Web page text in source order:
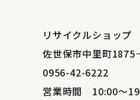
リサイクルショッ
佐世保市中里町1875
0956-42-6222
営業時間 10:00～